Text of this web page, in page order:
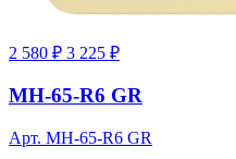
2 580 ₽ 3 225 ₽
MH-65-R6 GR
Арт. MH-65-R6 GR